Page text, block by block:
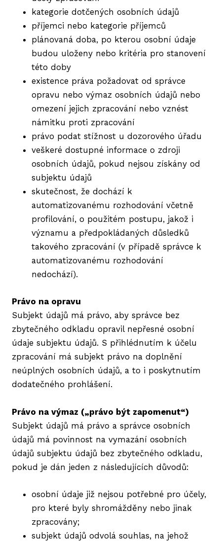
kategorie dotčených osobních údajů
příjemci nebo kategorie příjemců
plánovaná doba, po kterou osobní údaje
budou uloženy nebo kritéria pro stanovení
této doby
existence práva požadovat od správce
opravu nebo výmaz osobních údajů nebo
omezení jejich zpracování nebo vznést
námitku proti zpracování
právo podat stížnost u dozorového úřadu
veškeré dostupné informace o zdroji
osobních údajů, pokud nejsou získány od
subjektu údajů
skutečnost, že dochází k
automatizovanému rozhodování včetně
profilování, o použitém postupu, jakož i
významu a předpokládaných důsledků
takového zpracování (v případě správce k
automatizovanému rozhodování
nedochází).
Právo na opravu
Subjekt údajů má právo, aby správce bez
zbytečného odkladu opravil nepřesné osobní
údaje subjektu údajů. S přihlédnutím k účelu
zpracování má subjekt právo na doplnění
neúplných osobních údajů, a to i poskytnutím
dodatečného prohlášení.
Právo na výmaz („právo být zapomenut“)
Subjekt údajů má právo a správce osobních
údajů má povinnost na vymazání osobních
údajů subjektu údajů bez zbytečného odkladu,
pokud je dán jeden z následujících důvodů:
osobní údaje již nejsou potřebné pro účely,
pro které byly shromážděny nebo jinak
zpracovány;
subjekt údajů odvolá souhlas, na jehož